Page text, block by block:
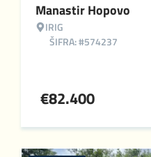
Manastir Hopovo
IRIG
ŠIFRA: #574237
€82.400